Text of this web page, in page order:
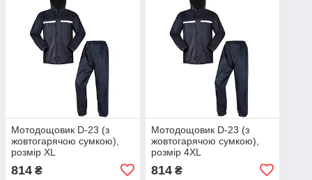
Мотодощовик D-23 (з
жовтогарячою сумкою),
розмір XL
814 ₴
Мотодощовик D-23 (з
жовтогарячою сумкою),
розмір 4XL
814₴